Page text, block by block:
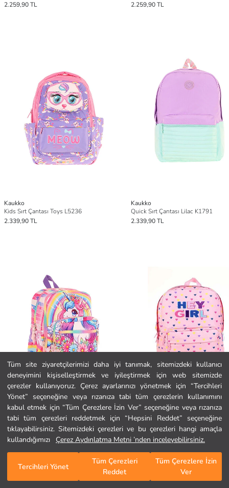
Tüm site ziyaretçilerimizi daha iyi tanımak, sitemizdeki kullanıcı
deneyimini kişiselleştirmek ve iyileştirmek için web sitemizde
çerezler kullanıyoruz. Çerez ayarlarınızı yönetmek için “Tercihleri
Yönet” seçeneğine veya rızanıza tabi tüm çerezlerin kullanımını
kabul etmek için “Tüm Çerezlere İzin Ver” seçeneğine veya rızanıza
tabi tüm çerezleri reddetmek için “Hepsini Reddet” seçeneğine
tıklayabilirsiniz. Sitemizdeki çerezleri ve bu çerezleri hangi amaçla
kullandığımızı
Çerez Aydınlatma Metni ’nden inceleyebilirsiniz.
Tercihleri Yönet
Tüm Çerezleri
Reddet
Tüm Çerezlere İzin
Ver
Ana Sayfa
Kategoriler
Sepetim
2.259,90 TL
2.259,90 TL
Kaukko
Kids Sırt Çantası Toys L5236
2.339,90 TL
Kaukko
Quick Sırt Çantası Lilac K1791
2.339,90 TL
Kaukko
Kids Sırt Çantası Layer L5249
1.999,90 TL
Kaukko
Punch Sırt Çantası Pink K1736
2.179,90 TL
/